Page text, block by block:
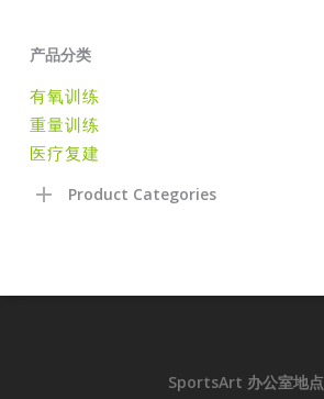
产品分类
有氧训练
重量训练
医疗复建
Product Categories
SportsArt 办公室地点